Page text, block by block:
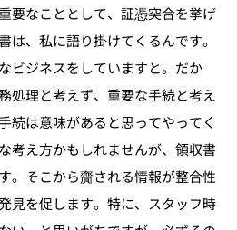
要なこととして、証憑突合を挙げ
は、私に語り掛けてくるんです。
ビジネスをしていますと。だか
処理と考えず、重要な手続と考え
続は意味があると思ってやってく
考え方かもしれませんが、領収書
。そこから齎される情報が整合性
見を促します。特に、スタッフ時